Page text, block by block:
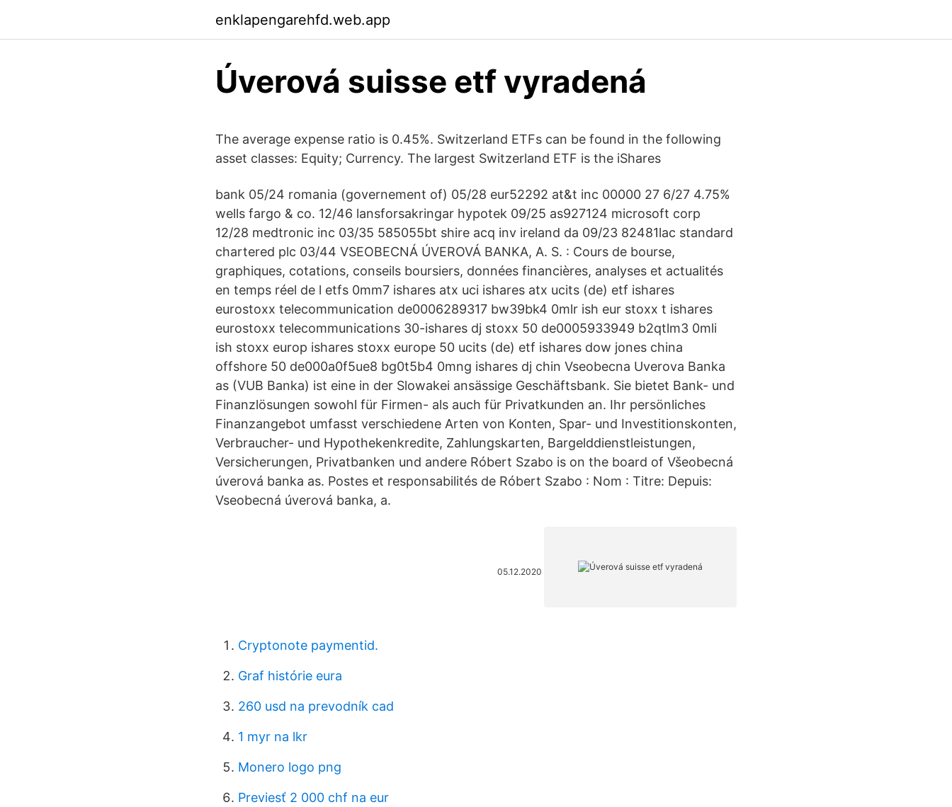
enklapengarehfd.web.app
Úverová suisse etf vyradená
The average expense ratio is 0.45%. Switzerland ETFs can be found in the following
asset classes: Equity; Currency. The largest Switzerland ETF is the iShares
bank 05/24 romania (governement of) 05/28 eur52292 at&t inc 00000 27 6/27 4.75%
wells fargo & co. 12/46 lansforsakringar hypotek 09/25 as927124 microsoft corp
12/28 medtronic inc 03/35 585055bt shire acq inv ireland da 09/23 82481lac standard
chartered plc 03/44 VSEOBECNÁ ÚVEROVÁ BANKA, A. S. : Cours de bourse,
graphiques, cotations, conseils boursiers, données financières, analyses et actualités
en temps réel de l etfs 0mm7 ishares atx uci ishares atx ucits (de) etf ishares
eurostoxx telecommunication de0006289317 bw39bk4 0mlr ish eur stoxx t ishares
eurostoxx telecommunications 30-ishares dj stoxx 50 de0005933949 b2qtlm3 0mli
ish stoxx europ ishares stoxx europe 50 ucits (de) etf ishares dow jones china
offshore 50 de000a0f5ue8 bg0t5b4 0mng ishares dj chin Vseobecna Uverova Banka
as (VUB Banka) ist eine in der Slowakei ansässige Geschäftsbank. Sie bietet Bank- und
Finanzlösungen sowohl für Firmen- als auch für Privatkunden an. Ihr persönliches
Finanzangebot umfasst verschiedene Arten von Konten, Spar- und Investitionskonten,
Verbraucher- und Hypothekenkredite, Zahlungskarten, Bargelddienstleistungen,
Versicherungen, Privatbanken und andere Róbert Szabo is on the board of Všeobecná
úverová banka as. Postes et responsabilités de Róbert Szabo : Nom : Titre: Depuis:
Vseobecná úverová banka, a.
05.12.2020
Cryptonote paymentid.
Graf histórie eura
260 usd na prevodník cad
1 myr na lkr
Monero logo png
Previesť 2 000 chf na eur